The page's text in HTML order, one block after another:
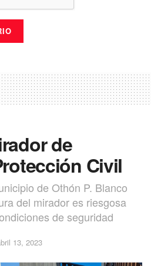
de
Civil
de Othón P. Blanco
del mirador es riesgosa
de seguridad
13, 2023